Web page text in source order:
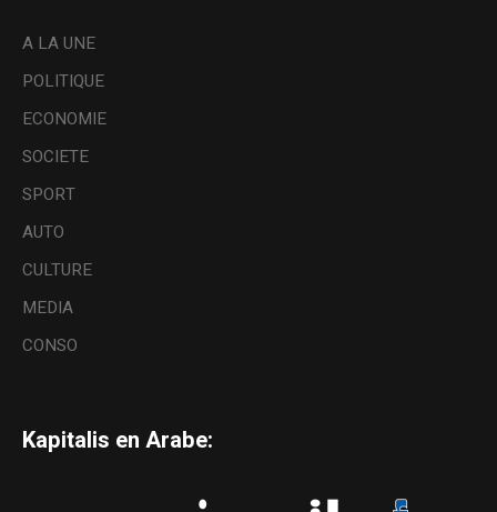
A LA UNE
POLITIQUE
ECONOMIE
SOCIETE
SPORT
AUTO
CULTURE
MEDIA
CONSO
Kapitalis en Arabe: